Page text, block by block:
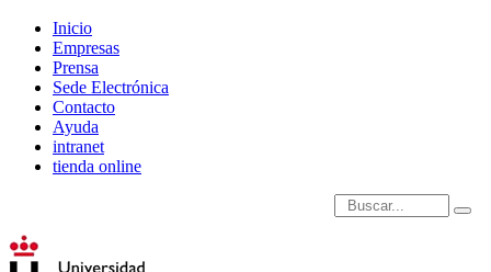
Inicio
Empresas
Prensa
Sede Electrónica
Contacto
Ayuda
intranet
tienda online
Introduce términos de